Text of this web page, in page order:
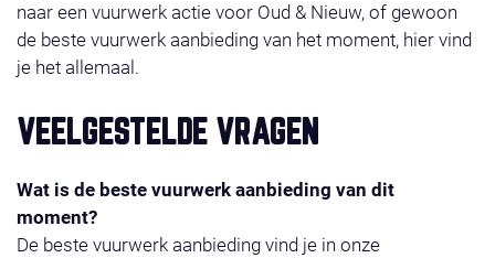
naar een vuurwerk actie voor Oud & Nieuw, of gewoon
de beste vuurwerk aanbieding van het moment, hier vind
je het allemaal.
VEELGESTELDE VRAGEN
Wat is de beste vuurwerk aanbieding van dit
moment?
De beste vuurwerk aanbieding vind je in onze